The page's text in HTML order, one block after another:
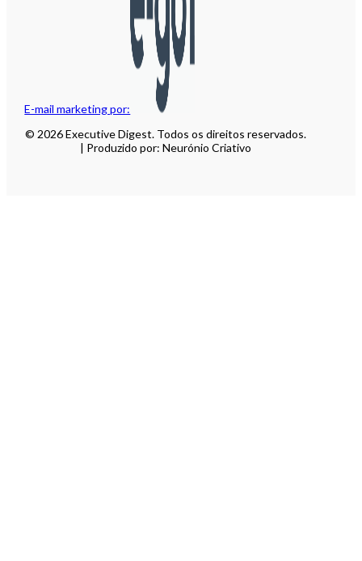
E-mail marketing por:
© 2026 Executive Digest. Todos os direitos reservados.
| Produzido por: Neurónio Criativo